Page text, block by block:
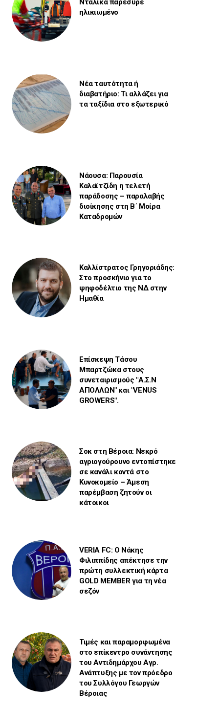
Νταλίκα παρέσυρε
ηλικιωμένο
Νέα ταυτότητα ή
διαβατήριο: Τι αλλάζει για
τα ταξίδια στο εξωτερικό
Νάουσα: Παρουσία
Καλαϊτζίδη η τελετή
παράδοσης – παραλαβής
διοίκησης στη Β΄ Μοίρα
Καταδρομών
Καλλίστρατος Γρηγοριάδης:
Στο προσκήνιο για το
ψηφοδέλτιο της ΝΔ στην
Ημαθία
Επίσκεψη Τάσου
Μπαρτζώκα στους
συνεταιρισμούς "Α.Σ.Ν
ΑΠΟΛΛΩΝ" και "VENUS
GROWERS".
Σοκ στη Βέροια: Νεκρό
αγριογούρουνο εντοπίστηκε
σε κανάλι κοντά στο
Κυνοκομείο – Άμεση
παρέμβαση ζητούν οι
κάτοικοι
VERIA FC: Ο Νάκης
Φιλιππίδης απέκτησε την
πρώτη συλλεκτική κάρτα
GOLD MEMBER για τη νέα
σεζόν
Τιμές και παραμορφωμένα
στο επίκεντρο συνάντησης
του Αντιδημάρχου Αγρ.
Ανάπτυξης με τον πρόεδρο
του Συλλόγου Γεωργών
Βέροιας